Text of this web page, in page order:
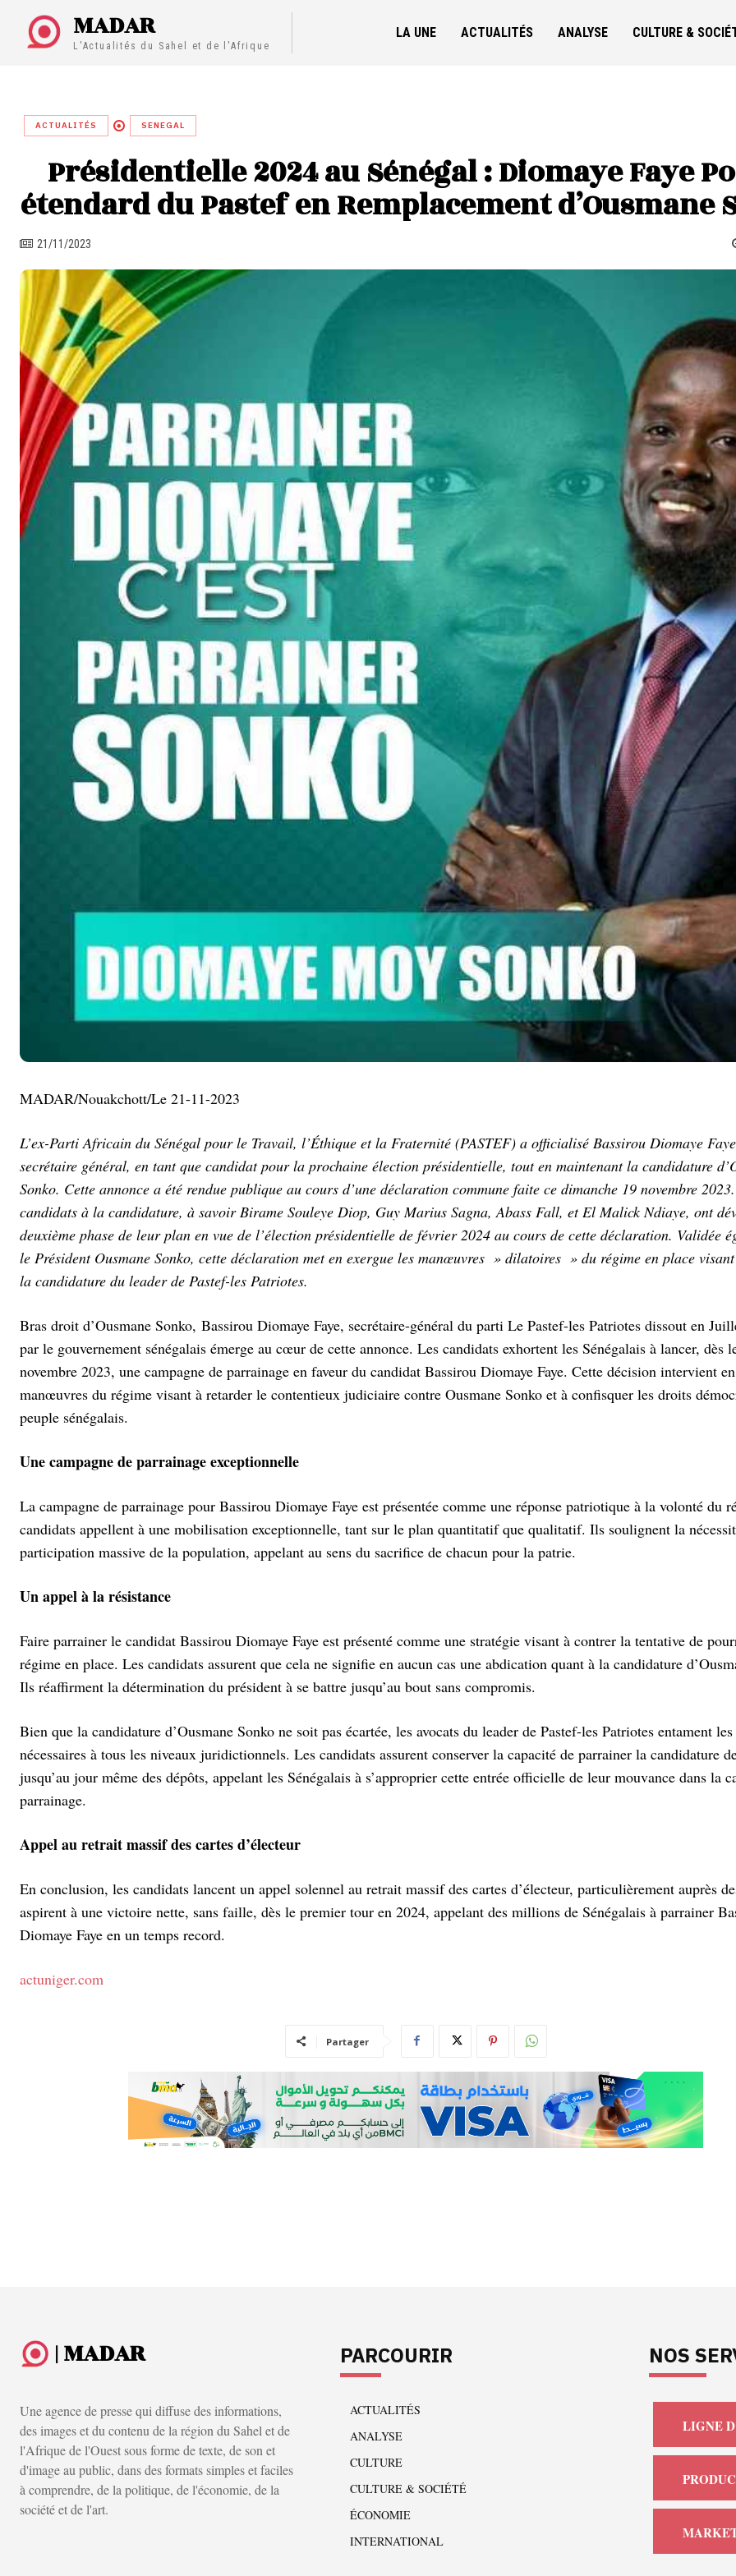
MADAR
L'Actualités du Sahel et de l'Afrique
LA UNE ACTUALITÉS ANALYSE CULTURE &
ACTUALITÉS SENEGAL
Présidentielle 2024 au Sénégal : Diomaye Faye
étendard du Pastef en Remplacement d’Ousmane
21/11/2023
MADAR/Nouakchott/Le 21-11-2023
L’ex-Parti Africain du Sénégal pour le Travail, l’Éthique et la Fraternité (PASTEF) a officialisé Bassirou Diomaye
secrétaire général, en tant que candidat pour la prochaine élection présidentielle, tout en maintenant la candidature
Sonko. Cette annonce a été rendue publique au cours d’une déclaration commune faite ce dimanche 19 novembre
candidats à la candidature, à savoir Birame Souleye Diop, Guy Marius Sagna, Abass Fall, et El Malick Ndiaye, ont
deuxième phase de leur plan en vue de l’élection présidentielle de février 2024 au cours de cette déclaration. Validée
le Président Ousmane Sonko, cette déclaration met en exergue les manœuvres » dilatoires » du régime en place
la candidature du leader de Pastef-les Patriotes.
Bras droit d’Ousmane Sonko, Bassirou Diomaye Faye, secrétaire-général du parti Le Pastef-les Patriotes dissout en
par le gouvernement sénégalais émerge au cœur de cette annonce. Les candidats exhortent les Sénégalais à lancer, dès
novembre 2023, une campagne de parrainage en faveur du candidat Bassirou Diomaye Faye. Cette décision intervient
manœuvres du régime visant à retarder le contentieux judiciaire contre Ousmane Sonko et à confisquer les droits
peuple sénégalais.
Une campagne de parrainage exceptionnelle
La campagne de parrainage pour Bassirou Diomaye Faye est présentée comme une réponse patriotique à la volonté du
candidats appellent à une mobilisation exceptionnelle, tant sur le plan quantitatif que qualitatif. Ils soulignent la
participation massive de la population, appelant au sens du sacrifice de chacun pour la patrie.
Un appel à la résistance
Faire parrainer le candidat Bassirou Diomaye Faye est présenté comme une stratégie visant à contrer la tentative de
régime en place. Les candidats assurent que cela ne signifie en aucun cas une abdication quant à la candidature
Ils réaffirment la détermination du président à se battre jusqu’au bout sans compromis.
Bien que la candidature d’Ousmane Sonko ne soit pas écartée, les avocats du leader de Pastef-les Patriotes entament
nécessaires à tous les niveaux juridictionnels. Les candidats assurent conserver la capacité de parrainer la candidature
jusqu’au jour même des dépôts, appelant les Sénégalais à s’approprier cette entrée officielle de leur mouvance dans la
parrainage.
Appel au retrait massif des cartes d’électeur
En conclusion, les candidats lancent un appel solennel au retrait massif des cartes d’électeur, particulièrement auprès
aspirent à une victoire nette, sans faille, dès le premier tour en 2024, appelant des millions de Sénégalais à parrainer
Diomaye Faye en un temps record.
actuniger.com
Partager
| MADAR
Une agence de presse qui diffuse des informations,
des images et du contenu de la région du Sahel et de
l'Afrique de l'Ouest sous forme de texte, de son et
d'image au public, dans des formats simples et faciles
à comprendre, de la politique, de l'économie, de la
société et de l'art.
PARCOURIR
ACTUALITÉS
ANALYSE
CULTURE
CULTURE & SOCIÉTÉ
ÉCONOMIE
INTERNATIONAL
NOS
LIGNE